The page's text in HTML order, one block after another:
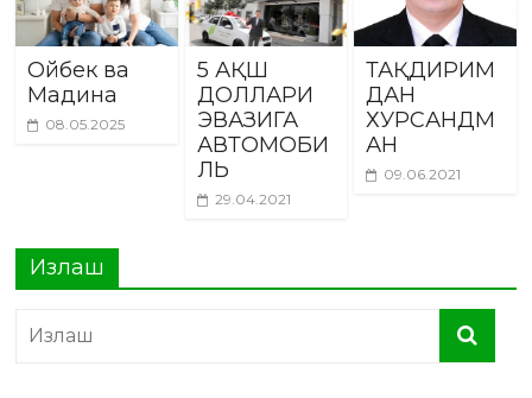
Ойбек ва
Мадина
08.05.2025
5 АҚШ
ДОЛЛАРИ
ЭВАЗИГА
АВТОМОБИ
ЛЬ
29.04.2021
ТАҚДИРИМ
ДАН
ХУРСАНДМ
АН
09.06.2021
Излаш